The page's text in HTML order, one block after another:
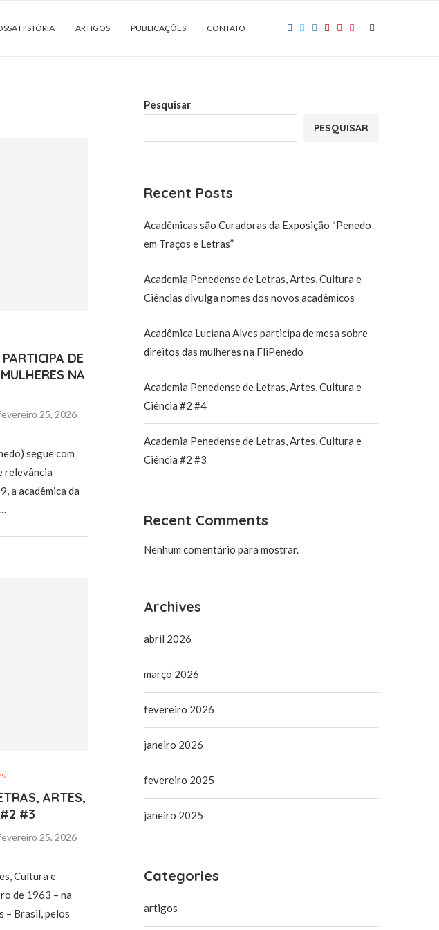
HISTÓRIA ARTIGOS PUBLICAÇÕES CONTATO
DE
NA
25, 2026
segue com
relevância
a acadêmica da
ARTES,
#2 #3
25, 2026
Cultura e
de 1963 – na
– Brasil, pelos
Pesquisar
PESQUISAR
Recent Posts
Acadêmicas são Curadoras da Exposição “Penedo
em Traços e Letras”
Academia Penedense de Letras, Artes, Cultura e
Ciências divulga nomes dos novos acadêmicos
Acadêmica Luciana Alves participa de mesa sobre
direitos das mulheres na FliPenedo
Academia Penedense de Letras, Artes, Cultura e
Ciência #2 #4
Academia Penedense de Letras, Artes, Cultura e
Ciência #2 #3
Recent Comments
Nenhum comentário para mostrar.
Archives
abril 2026
março 2026
fevereiro 2026
janeiro 2026
fevereiro 2025
janeiro 2025
Categories
artigos